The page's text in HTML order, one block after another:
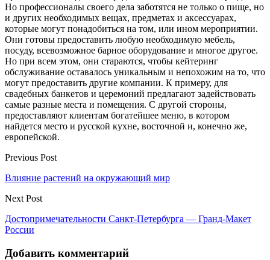
Но профессионалы своего дела заботятся не только о пище, но
и других необходимых вещах, предметах и аксессуарах,
которые могут понадобиться на том, или ином мероприятии.
Они готовы предоставить любую необходимую мебель,
посуду, всевозможное барное оборудование и многое другое.
Но при всем этом, они стараются, чтобы кейтеринг
обслуживание оставалось уникальным и непохожим на то, что
могут предоставить другие компании. К примеру, для
свадебных банкетов и церемоний предлагают задействовать
самые разные места и помещения. С другой стороны,
предоставляют клиентам богатейшее меню, в котором
найдется место и русской кухне, восточной и, конечно же,
европейской.
Previous Post
Влияние растений на окружающий мир
Next Post
Достопримечательности Санкт-Петербурга — Гранд-Макет
России
Добавить комментарий